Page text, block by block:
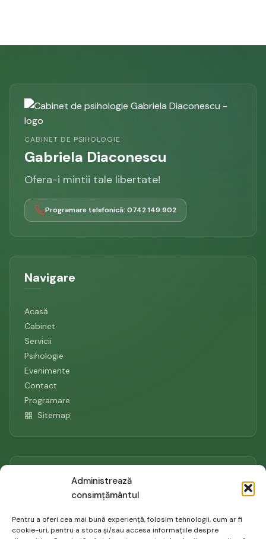
Administrează
consimțământul
Pentru a oferi cea mai bună experiență, folosim tehnologii, cum ar fi
cookie-uri, pentru a stoca și/sau accesa informațiile despre
CABINET DE PSIHOLOGIE
Gabriela Diaconescu
Ofera-i mintii tale libertate!
Programare telefonică: 0742.149.902
Navigare
Acasă
Cabinet
Servicii
Psihologie
Evenimente
Contact
Programare
Sitemap
Contact
gabriela@psiholog-in-bucuresti.ro
Aleea Niculitel 2, sector 4, Bucuresti